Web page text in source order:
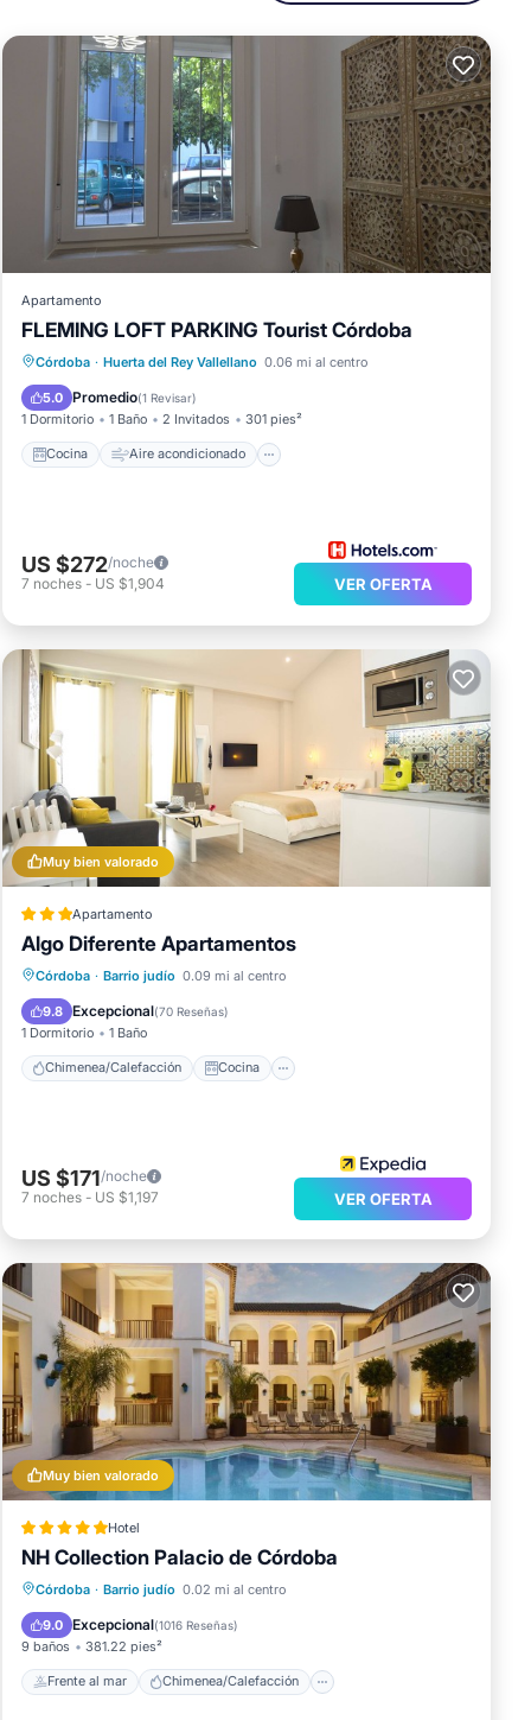
Apartamento
FLEMING LOFT PARKING Tourist Córdoba
Córdoba · Huerta del Rey Vallellano 0.06 mi al centro
5.0 Promedio(1 Revisar)
1 Dormitorio 1 Baño 2 Invitados 301 pies²
Cocina Aire acondicionado
Cocina Aire acondicionado
Internet
Apto para niños
US $272/noche
7 noches - US $1,904 VER OFERTA
Muy bien valorado
Apartamento
Algo Diferente Apartamentos
Córdoba · Barrio judío 0.09 mi al centro
9.8 Excepcional(70 Reseñas)
1 Dormitorio 1 Baño
Chimenea/Calefacción Cocina
Chimenea/Calefacción
Cocina
Aire acondicionado
US $171/noche
7 noches - US $1,197 VER OFERTA
Muy bien valorado
Hotel
NH Collection Palacio de Córdoba
Córdoba · Barrio judío 0.02 mi al centro
9.0 Excepcional(1016 Reseñas)
9 baños 381.22 pies²
Frente al mar Chimenea/Calefacción
Frente al mar
Chimenea/Calefacción
Piscina
Vista al mar